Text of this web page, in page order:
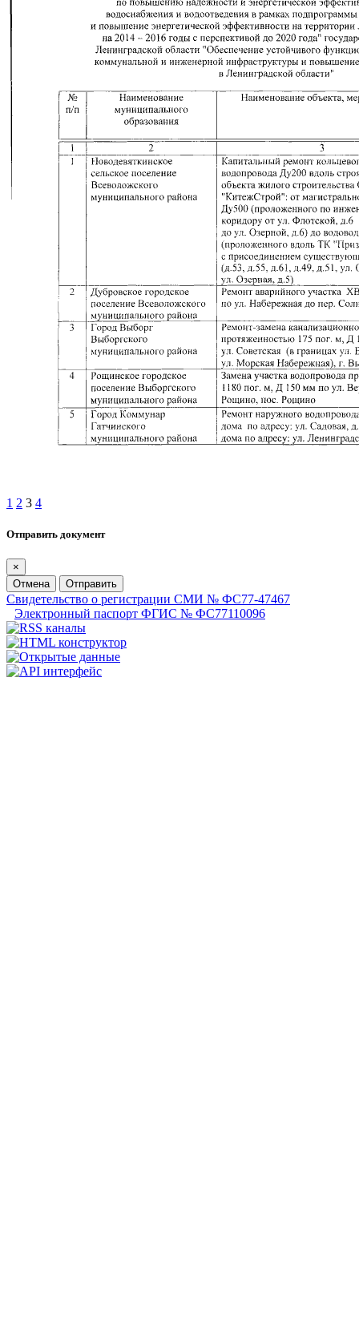
1 2 3 4
Отправить документ
×
Отмена
Отправить
Свидетельство о регистрации СМИ № ФС77-47467
Электронный паспорт ФГИС № ФС77110096